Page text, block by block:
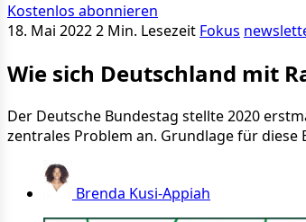
Kostenlos abonnieren
18. Mai 20222 Min. Lesezeit Fokus
Wie sich Deutschland mit
Der Deutsche Bundestag stellte 2020
zentrales Problem an. Grundlage für diese
Brenda Kusi-Appiah